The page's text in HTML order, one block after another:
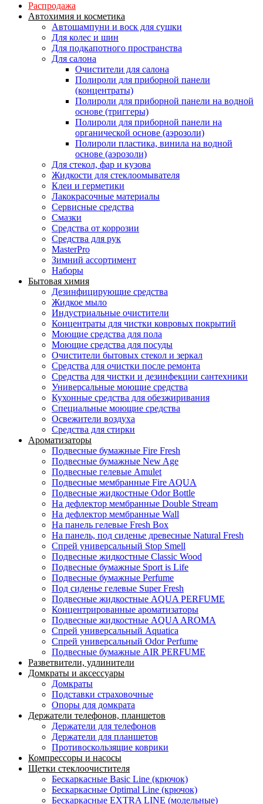
Распродажа
Автохимия и косметика
Автошампуни и воск для сушки
Для колес и шин
Для подкапотного пространства
Для салона
Очистители для салона
Полироли для приборной панели
(концентраты)
Полироли для приборной панели на водной
основе (триггеры)
Полироли для приборной панели на
органической основе (аэрозоли)
Полироли пластика, винила на водной
основе (аэрозоли)
Для стекол, фар и кузова
Жидкости для стеклоомывателя
Клеи и герметики
Лакокрасочные материалы
Сервисные средства
Смазки
Средства от коррозии
Средства для рук
MasterPro
Зимний ассортимент
Наборы
Бытовая химия
Дезинфицирующие средства
Жидкое мыло
Индустриальные очистители
Концентраты для чистки ковровых покрытий
Моющие средства для пола
Моющие средства для посуды
Очистители бытовых стекол и зеркал
Средства для очистки после ремонта
Средства для чистки и дезинфекции сантехники
Универсальные моющие средства
Кухонные средства для обезжиривания
Специальные моющие средства
Освежители воздуха
Средства для стирки
Ароматизаторы
Подвесные бумажные Fire Fresh
Подвесные бумажные New Age
Подвесные гелевые Amulet
Подвесные мембранные Fire AQUA
Подвесные жидкостные Odor Bottle
На дефлектор мембранные Double Stream
На дефлектор мембранные Wall
На панель гелевые Fresh Box
На панель, под сиденье древесные Natural Fresh
Спрей универсальный Stop Smell
Подвесные жидкостные Classic Wood
Подвесные бумажные Sport is Life
Подвесные бумажные Perfume
Под сиденье гелевые Super Fresh
Подвесные жидкостные AQUA PERFUME
Концентрированные ароматизаторы
Подвесные жидкостные AQUA AROMA
Спрей универсальный Aquatica
Спрей универсальный Odor Perfume
Подвесные бумажные AIR PERFUME
Разветвители, удлинители
Домкраты и аксессуары
Домкраты
Подставки страховочные
Опоры для домкрата
Держатели телефонов, планшетов
Держатели для телефонов
Держатели для планшетов
Противоскользящие коврики
Компрессоры и насосы
Щетки стеклоочистителя
Бескаркасные Basic Line (крючок)
Бескаркасные Optimal Line (крючок)
Бескаркасные EXTRA LINE (модельные)